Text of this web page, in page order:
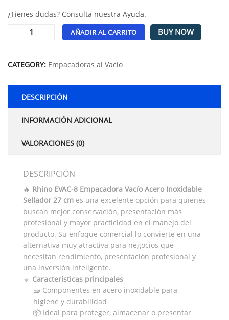
¿Tienes dudas? Consulta nuestra Ayuda.
AÑADIR AL CARRITO BUY NOW
CATEGORY: Empacadoras al Vacio
DESCRIPCIÓN
INFORMACIÓN ADICIONAL
VALORACIONES (0)
DESCRIPCIÓN
🔥 Rhino EVAC-8 Empacadora Vacío Acero Inoxidable
Sellador 27 cm es una excelente opción para quienes
buscan mejor conservación, presentación más
profesional y mayor practicidad en el manejo del
producto. Su enfoque comercial lo convierte en una
alternativa muy atractiva para negocios que
necesitan rendimiento, presentación profesional y
una inversión inteligente.
🔹 Características principales
🧱 Componentes en acero inoxidable para
higiene y durabilidad
📦 Ideal para proteger, almacenar o presentar